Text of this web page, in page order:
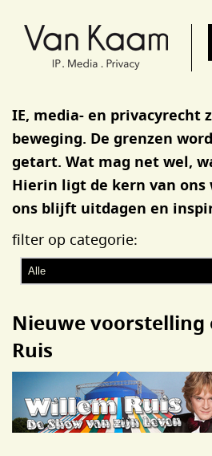
IE, media- en privacyrecht
beweging. De grenzen
getart. Wat mag net wel,
Hierin ligt de kern van ons
ons blijft uitdagen en
filter op categorie:
Nieuwe voorstelling
Ruis